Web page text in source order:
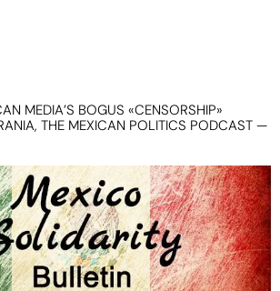
MEDIA’S BOGUS «CENSORSHIP»
THE MEXICAN POLITICS PODCAST —